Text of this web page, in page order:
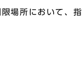
場所において、指